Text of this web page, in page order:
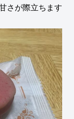
さが際立ちます